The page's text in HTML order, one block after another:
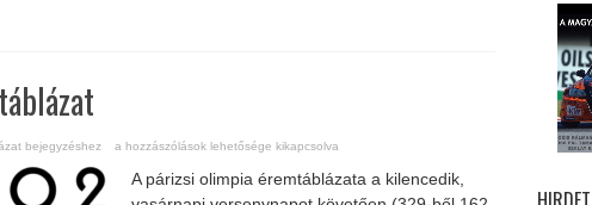
bejegyzéshez a hozzászólások lehetősége kikapcsolva
A párizsi olimpia éremtáblázata a kilencedik,